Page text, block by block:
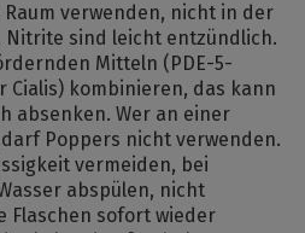
verwenden, nicht in der
Nitrite sind leicht entzündlich.
Mitteln (PDE-5-
Cialis) kombinieren, das kann
absenken. Wer an einer
Poppers nicht verwenden.
vermeiden, bei
abspülen, nicht
Flaschen sofort wieder